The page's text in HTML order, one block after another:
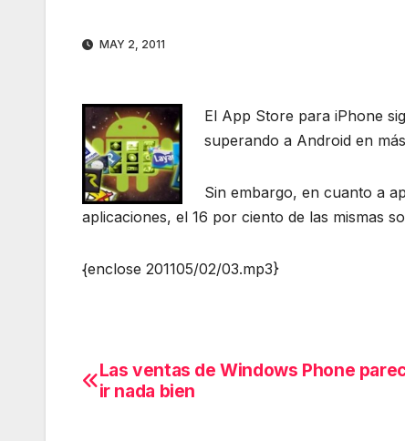
MAY 2, 2011
El App Store para iPhone
superando a Android en
Sin embargo, en cuanto a
aplicaciones, el 16 por ciento de las mismas
{enclose 201105/02/03.mp3}
Navegación
Las ventas de Windows Phone
ir nada bien